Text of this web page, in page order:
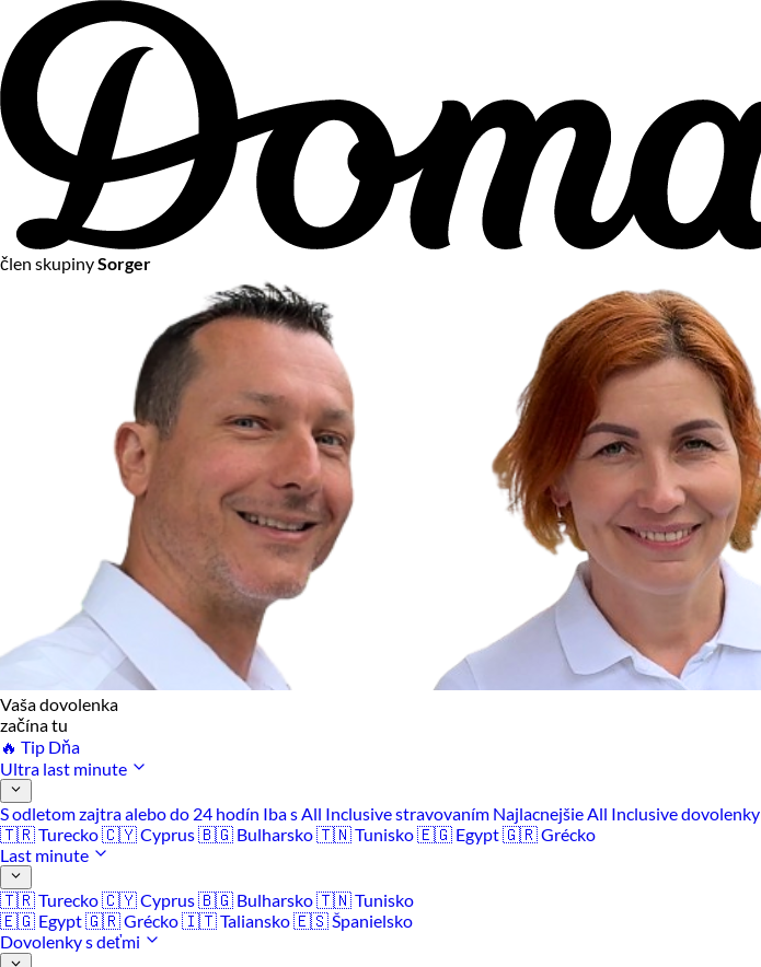
člen skupinySorger
Vaša dovolenka
začína tu
🔥 Tip Dňa
Ultra last minute
S odletom zajtra alebo do 24 hodín Iba s All Inclusive stravovaním Najlacnejšie All Inclusive dovolenky
🇹🇷 Turecko🇨🇾 Cyprus🇧🇬 Bulharsko🇹🇳 Tunisko🇪🇬 Egypt🇬🇷 Grécko
Last minute
🇹🇷 Turecko🇨🇾 Cyprus🇧🇬 Bulharsko🇹🇳 Tunisko
🇪🇬 Egypt🇬🇷 Grécko🇮🇹 Taliansko🇪🇸 Španielsko
Dovolenky s deťmi